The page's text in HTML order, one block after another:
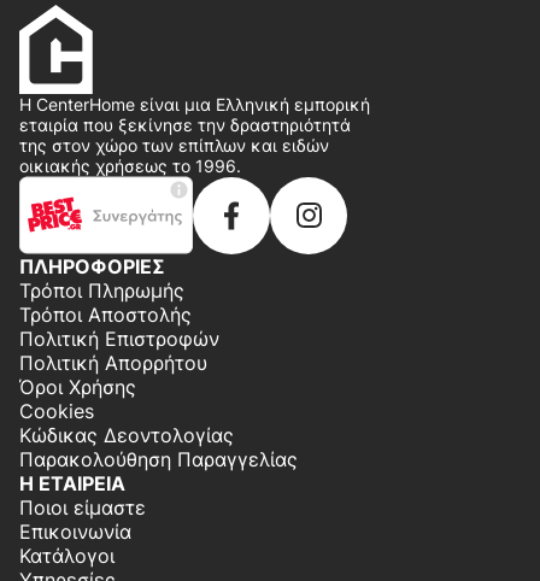
Η CenterHome είναι μια Ελληνική εμπορική
εταιρία που ξεκίνησε την δραστηριότητά
της στον χώρο των επίπλων και ειδών
οικιακής χρήσεως το 1996.
ΠΛΗΡΟΦΟΡΙΕΣ
Τρόποι Πληρωμής
Τρόποι Αποστολής
Πολιτική Επιστροφών
Πολιτική Απορρήτου
Όροι Χρήσης
Cookies
Κώδικας Δεοντολογίας
Παρακολούθηση Παραγγελίας
Η ΕΤΑΙΡΕΙΑ
Ποιοι είμαστε
Επικοινωνία
Κατάλογοι